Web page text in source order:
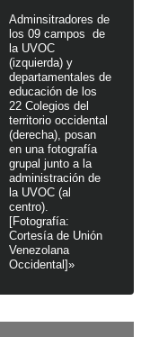
Adminsitradores de
los 09 campos de
la UVOC
(izquierda) y
departamentales de
educación de los
22 Colegios del
territorio occidental
(derecha), posan
en una fotografía
grupal junto a la
administración de
la UVOC (al
centro).
[Fotografía:
Cortesía de Unión
Venezolana
Occidental]»